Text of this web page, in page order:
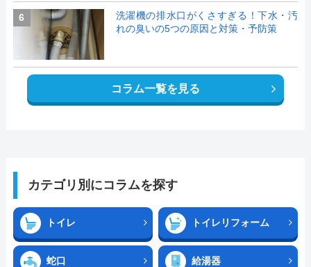
6
洗濯機の排水口がくさすぎる！下水・汚
れの臭いの5つの原因と対策・予防策
コラム一覧を見る
カテゴリ別にコラムを探す
トイレ トイレリフォーム
蛇口 給湯器